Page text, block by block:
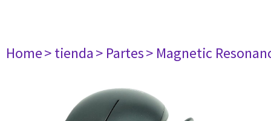
Home> tienda> Partes> Magnetic